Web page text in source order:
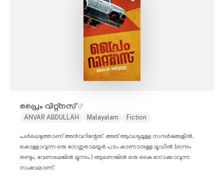
പ്രൈം വിറ്റ്നസ്
ANVAR ABDULLAH Malayalam Fiction
പൾപ്പെഴുത്താണ് അൻവറിന്റേത്. അത് ആവശ്യമുള്ള സന്ദർഭങ്ങളിൽ,
കൊള്ളാവുന്ന ഒരു സേതുരാമയ്യർ പടം കാണാനുള്ള മൂഡിൽ (ഒന്നും
രണ്ടും, വേണമെങ്കിൽ മൂന്നും.) ആണെങ്കിൽ ഒരു കൈ നോക്കാവുന്ന
സംഭവമാണ്.